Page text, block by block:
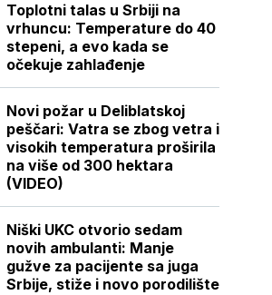
Toplotni talas u Srbiji na
vrhuncu: Temperature do 40
stepeni, a evo kada se
očekuje zahlađenje
Novi požar u Deliblatskoj
peščari: Vatra se zbog vetra i
visokih temperatura proširila
na više od 300 hektara
(VIDEO)
Niški UKC otvorio sedam
novih ambulanti: Manje
gužve za pacijente sa juga
Srbije, stiže i novo porodilište